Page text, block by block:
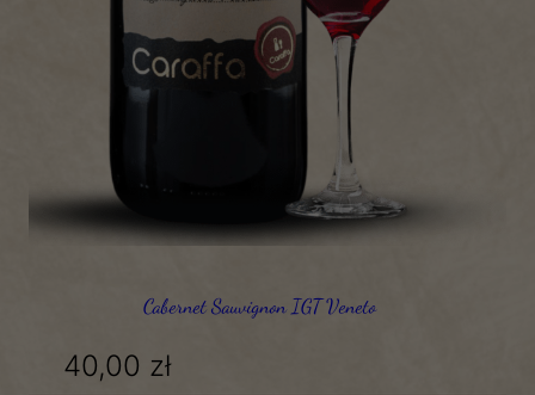
Cabernet Sauvignon IGT Veneto
40,00 zł